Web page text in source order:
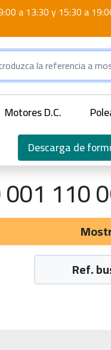
a 13:30 y 15:30 a
Motores D.C.
Descarga de
001 110
Ref.